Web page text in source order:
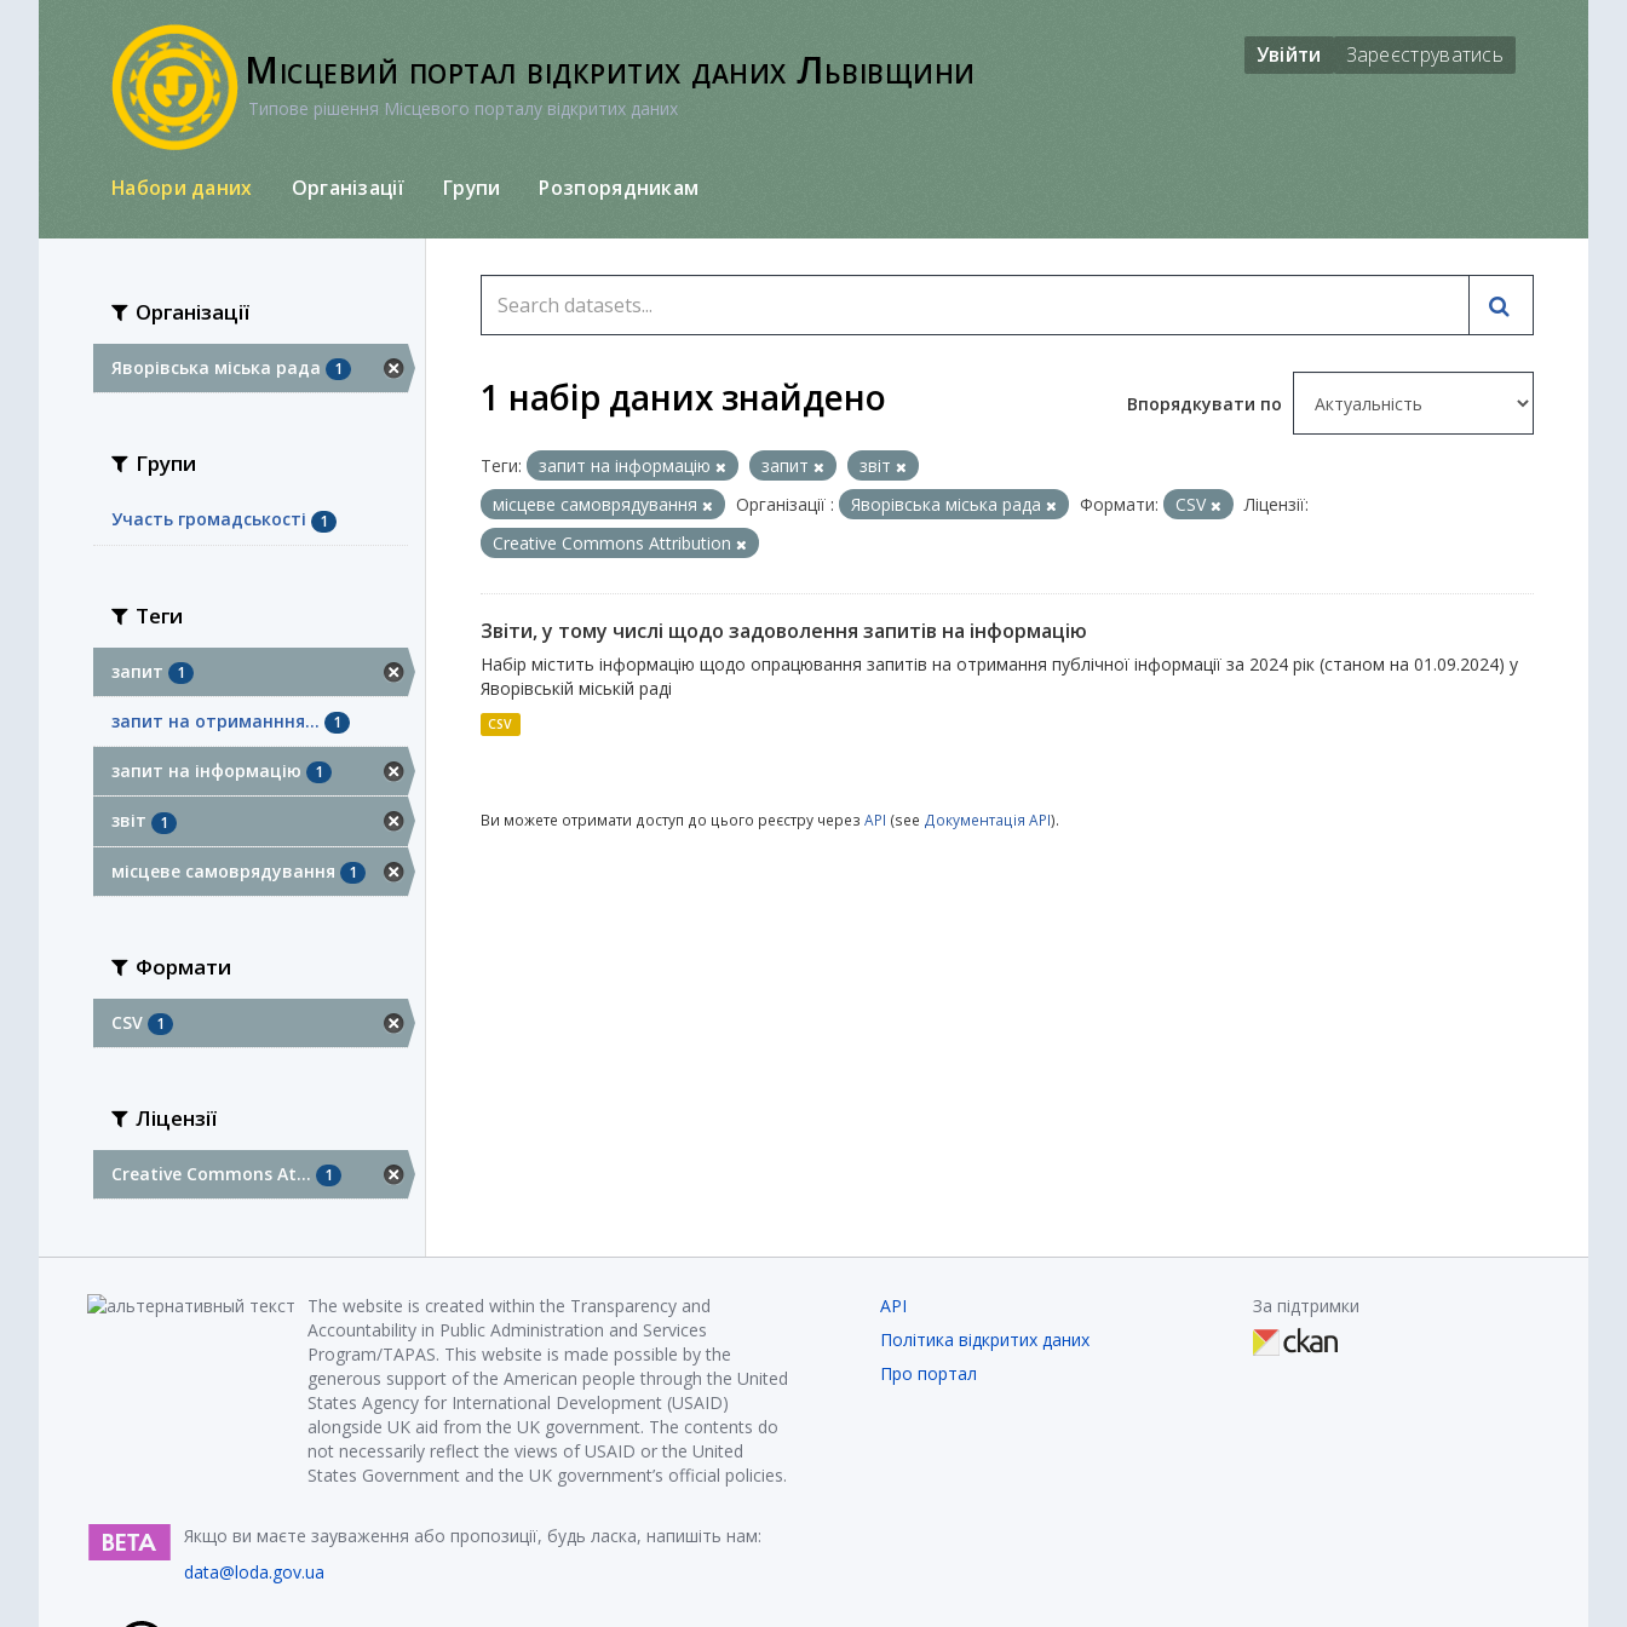
Місцевий портал відкритих даних Львівщини
Типове рішення Місцевого порталу відкритих даних
Увійти Зареєструватись
Набори даних Організації Групи Розпорядникам
Організації
Яворівська міська рада 1
Групи
Участь громадськості 1
Теги
запит 1
запит на отриманння... 1
запит на інформацію 1
звіт 1
місцеве самоврядування 1
Формати
CSV 1
Ліцензії
Creative Commons At... 1
Впорядкувати по
1 набір даних знайдено
Теги: запит на інформацію запит
звіт
місцеве самоврядування
Організації : Яворівська міська рада Формати: CSV
Ліцензії:
Creative Commons Attribution
Звіти, у тому числі щодо задоволення запитів на інформацію
Набір містить інформацію щодо опрацювання запитів на отримання публічної інформації за 2024 рік (станом на 01.09.2024) у
Яворівській міській раді
CSV
Ви можете отримати доступ до цього реєстру через API (see Документація API).
The website is created within the Transparency and
Accountability in Public Administration and Services
Program/TAPAS. This website is made possible by the
generous support of the American people through the United
States Agency for International Development (USAID)
alongside UK aid from the UK government. The contents do
not necessarily reflect the views of USAID or the United
States Government and the UK government’s official policies.
Якщо ви маєте зауваження або пропозиції, будь ласка, напишіть нам:
data@loda.gov.ua
API
Політика відкритих даних
Про портал
За підтримки